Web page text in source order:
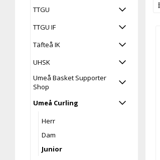
TTGU
TTGU IF
Täfteå IK
UHSK
Umeå Basket Supporter
Shop
Umeå Curling
Herr
Dam
Junior